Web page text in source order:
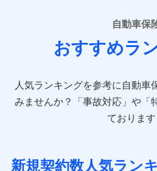
あいおいニッセイ同和損害保険
(https://
アクサ損害保険株式会社
direct.co.jp/)
sompo.co.jp/)
東京海上ダイレクト損害保険
AIG損害保険株式会社 (https://
ジェイアイ傷害火災保険株式
自動車保
おすすめラ
人気ランキングを参考に自動車
みませんか？
「事故対応」や「
ております
新規契約数人気ラン